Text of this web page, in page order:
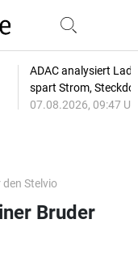
ADAC analysiert
spart Strom,
07.08.2026, 09:47
den Stelvio
Bruder